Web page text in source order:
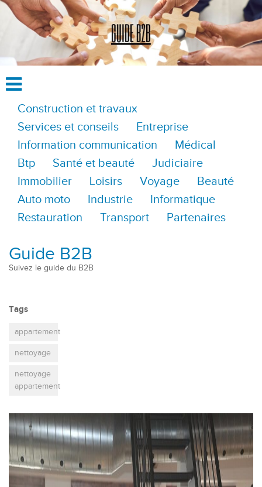
Construction et travaux
Services et conseils
Entreprise
Information communication
Médical
Btp
Santé et beauté
Judiciaire
Immobilier
Loisirs Voyage
Beauté
Auto moto
Industrie
Informatique
Restauration
Transport Partenaires
Guide B2B
Suivez le guide du B2B
Tags
appartement
nettoyage
nettoyage
appartement